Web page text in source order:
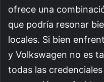
ofrece una
que podría resonar
locales. Si bien
y Volkswagen no es
todas las